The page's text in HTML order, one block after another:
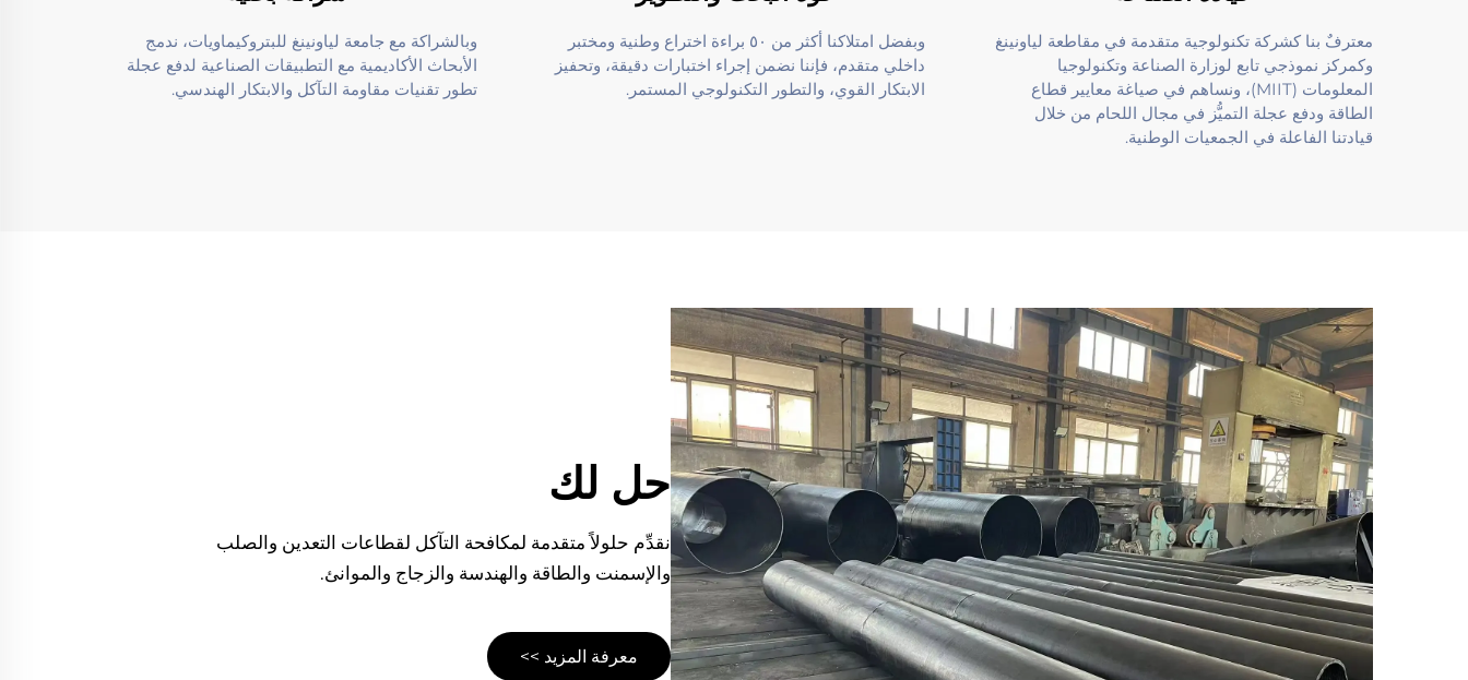
معترفٌ بنا كشركة تكنولوجية متقدمة في مقاطعة لياونينغ
وكمركز نموذجي تابع لوزارة الصناعة وتكنولوجيا
المعلومات (MIIT)، ونساهم في صياغة معايير قطاع
الطاقة ودفع عجلة التميُّز في مجال اللحام من خلال
قيادتنا الفاعلة في الجمعيات الوطنية.
وبفضل امتلاكنا أكثر من ٥٠ براءة اختراع وطنية ومختبر
داخلي متقدم، فإننا نضمن إجراء اختبارات دقيقة، وتحفيز
الابتكار القوي، والتطور التكنولوجي المستمر.
وبالشراكة مع جامعة لياونينغ للبتروكيماويات، ندمج
الأبحاث الأكاديمية مع التطبيقات الصناعية لدفع عجلة
تطور تقنيات مقاومة التآكل والابتكار الهندسي.
حل لك
نقدِّم حلولاً متقدمة لمكافحة التآكل لقطاعات التعدين والصلب
والإسمنت والطاقة والهندسة والزجاج والموانئ.
معرفة المزيد >>